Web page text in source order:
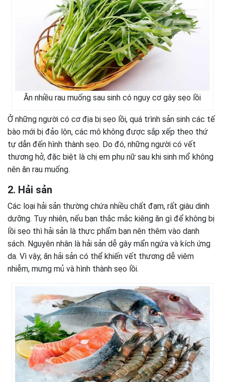
Ăn nhiều rau muống sau sinh có nguy cơ gây sẹo lồi
Ở những người có cơ địa bị sẹo lồi, quá trình sản sinh các tế
bào mới bị đảo lộn, các mô không được sắp xếp theo thứ
tự dẫn đến hình thành sẹo. Do đó, những người có vết
thương hở, đặc biệt là chị em phụ nữ sau khi sinh mổ không
nên ăn rau muống.
2. Hải sản
Các loại hải sản thường chứa nhiều chất đạm, rất giàu dinh
dưỡng. Tuy nhiên, nếu bạn thắc mắc kiêng ăn gì để không bị
lồi sẹo thì hải sản là thực phẩm bạn nên thêm vào danh
sách. Nguyên nhân là hải sản dễ gây mẩn ngứa và kích ứng
da. Vì vậy, ăn hải sản có thể khiến vết thương dễ viêm
nhiễm, mưng mủ và hình thành sẹo lồi.